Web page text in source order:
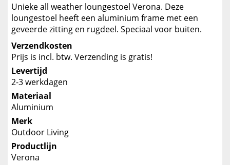
Unieke all weather loungestoel Verona. Deze
loungestoel heeft een aluminium frame met een
geveerde zitting en rugdeel. Speciaal voor buiten.
Verzendkosten
Prijs is incl. btw. Verzending is gratis!
Levertijd
2-3 werkdagen
Materiaal
Aluminium
Merk
Outdoor Living
Productlijn
Verona